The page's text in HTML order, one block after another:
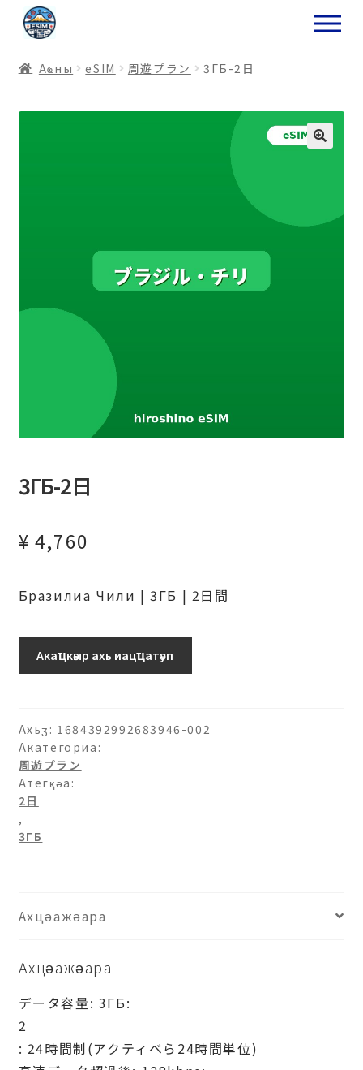
ナ
ビ
ー
ョ
コ
ン
ン
ス
Аҩны еSIM 周遊プラン 3ГБ-2日
3ГБ-2日
¥ 4,760
Бразилиа Чили | 3ГБ | 2日間
チ
リ-3ГБ-2
日
ахыԥхьаӡара
Акаҵкәыр ахь иацҵатәуп
Ахьӡ: 1684392992683946-002
Акатегориа:
周遊プラン
Атегқәа:
2日
,
3ГБ
Ахцәажәара
Ахцәажәара
データ容量: 3ГБ:
2
: 24時間制(アクティベら24時間単位)